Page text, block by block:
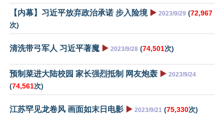
【内幕】习近平放弃政治承诺 步入险境 ▶️ 2023/9/29 (72,967
次)
清洗带弓军人 习近平著魔 ▶️ 2023/9/28 (74,501次)
预制菜进大陆校园 家长强烈抵制 网友炮轰 ▶️ 2023/9/24
(74,561次)
江苏罕见龙卷风 画面如末日电影 ▶️ 2023/9/21 (75,330次)